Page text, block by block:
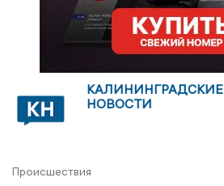
КАЛИНИНГРАДСКИЕ
НОВОСТИ
Происшествия